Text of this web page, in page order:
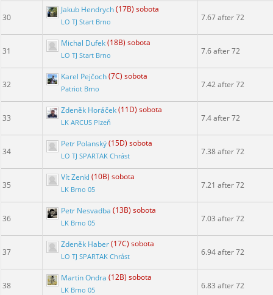
30
Jakub Hendrych(17B) sobota
LO TJ Start Brno 7.67 after 72
31
Michal Dufek(18B) sobota
LO TJ Start Brno 7.6 after 72
32
Karel Pejčoch(7C) sobota
Patriot Brno 7.42 after 72
33
Zdeněk Horáček(11D) sobota
LK ARCUS Plzeň 7.4 after 72
34
Petr Polanský(15D) sobota
LO TJ SPARTAK Chrást 7.38 after 72
35
Vít Zenkl (10B) sobota
LK Brno 05 7.21 after 72
36
Petr Nesvadba (13B) sobota
LK Brno 05 7.03 after 72
37
Zdeněk Haber(17C) sobota
LO TJ SPARTAK Chrást 6.94 after 72
38
Martin Ondra (12B) sobota
LK Brno 05 6.83 after 72